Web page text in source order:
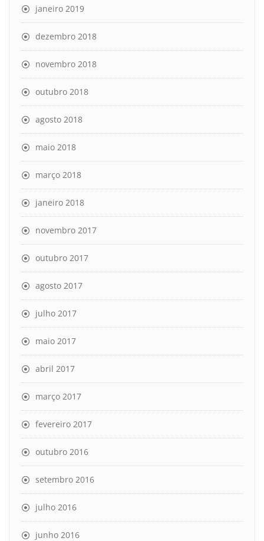
janeiro 2019
dezembro 2018
novembro 2018
outubro 2018
agosto 2018
maio 2018
março 2018
janeiro 2018
novembro 2017
outubro 2017
agosto 2017
julho 2017
maio 2017
abril 2017
março 2017
fevereiro 2017
outubro 2016
setembro 2016
julho 2016
junho 2016